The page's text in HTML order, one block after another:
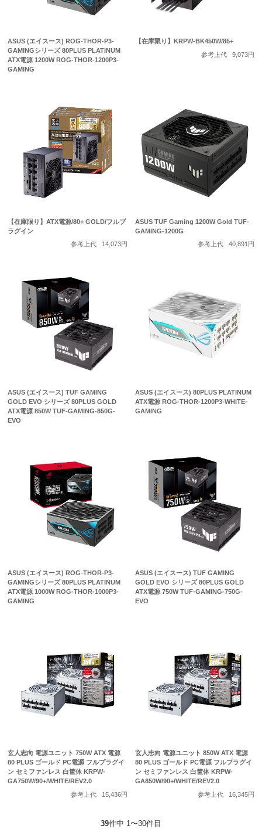
ASUS (エイスース) ROG-THOR-P3-
GAMINGシリーズ 80PLUS PLATINUM
ATX電源 1200W ROG-THOR-1200P3-
GAMING
【在庫限り】KRPW-BK450W/85+
参考上代
9,073円
【在庫限り】ATX電源/80+ GOLD/フルプ
ラグイン
参考上代
14,073円
ASUS TUF Gaming 1200W Gold TUF-
GAMING-1200G
参考上代
40,891円
ASUS (エイスース) TUF GAMING
GOLD EVO シリーズ 80PLUS GOLD
ATX電源 850W TUF-GAMING-850G-
EVO
ASUS (エイスース) 80PLUS PLATINUM
ATX電源 ROG-THOR-1200P3-WHITE-
GAMING
ASUS (エイスース) ROG-THOR-P3-
GAMINGシリーズ 80PLUS PLATINUM
ATX電源 1000W ROG-THOR-1000P3-
GAMING
ASUS (エイスース) TUF GAMING
GOLD EVO シリーズ 80PLUS GOLD
ATX電源 750W TUF-GAMING-750G-
EVO
玄人志向 電源ユニット 750W ATX 電源
80 PLUS ゴールド PC電源 フルプラグイ
ン セミファンレス 白筐体 KRPW-
GA750W/90+/WHITE/REV2.0
参考上代
15,436円
玄人志向 電源ユニット 850W ATX 電源
80 PLUS ゴールド PC電源 フルプラグイ
ン セミファンレス 白筐体 KRPW-
GA850W/90+/WHITE/REV2.0
参考上代
16,345円
39件中 1〜30件目